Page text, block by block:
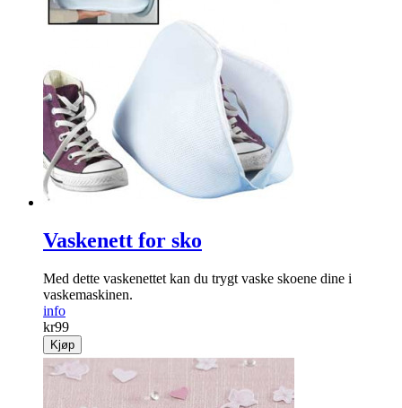
Vaskenett for sko
Med dette vaskenettet kan du trygt vaske skoene dine i
vaskemaskinen.
info
kr99
Kjøp